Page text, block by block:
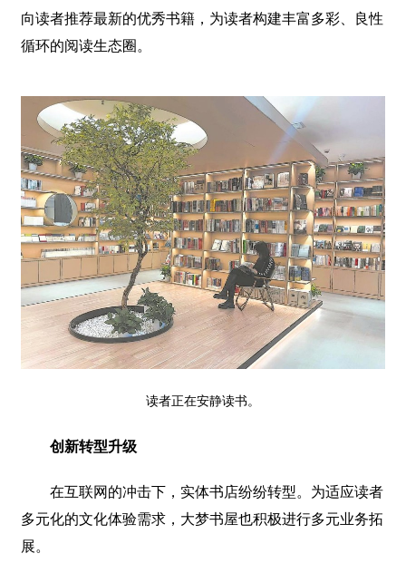
向读者推荐最新的优秀书籍，为读者构建丰富多彩、良性
循环的阅读生态圈。
读者正在安静读书。
创新转型升级
在互联网的冲击下，实体书店纷纷转型。为适应读者
多元化的文化体验需求，大梦书屋也积极进行多元业务拓
展。